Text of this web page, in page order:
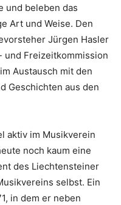
und beleben das
Art und Weise. Den
Jürgen Hasler
und Freizeitkommission
Austausch mit den
Geschichten aus den
aktiv im Musikverein
noch kaum eine
des Liechtensteiner
selbst. Ein
in dem er neben